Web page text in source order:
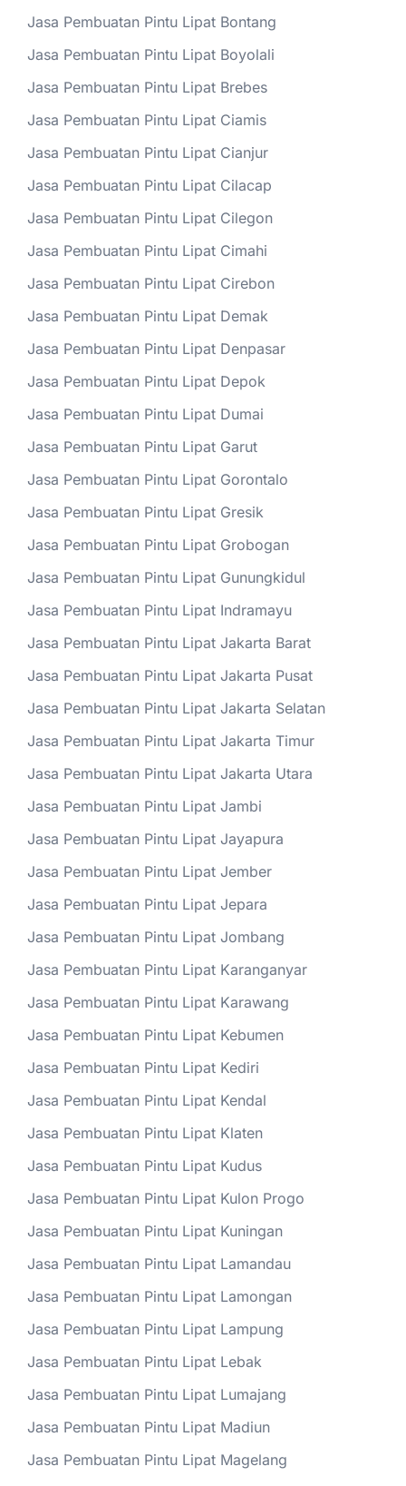
Jasa Pembuatan Pintu Lipat Bontang
Jasa Pembuatan Pintu Lipat Boyolali
Jasa Pembuatan Pintu Lipat Brebes
Jasa Pembuatan Pintu Lipat Ciamis
Jasa Pembuatan Pintu Lipat Cianjur
Jasa Pembuatan Pintu Lipat Cilacap
Jasa Pembuatan Pintu Lipat Cilegon
Jasa Pembuatan Pintu Lipat Cimahi
Jasa Pembuatan Pintu Lipat Cirebon
Jasa Pembuatan Pintu Lipat Demak
Jasa Pembuatan Pintu Lipat Denpasar
Jasa Pembuatan Pintu Lipat Depok
Jasa Pembuatan Pintu Lipat Dumai
Jasa Pembuatan Pintu Lipat Garut
Jasa Pembuatan Pintu Lipat Gorontalo
Jasa Pembuatan Pintu Lipat Gresik
Jasa Pembuatan Pintu Lipat Grobogan
Jasa Pembuatan Pintu Lipat Gunungkidul
Jasa Pembuatan Pintu Lipat Indramayu
Jasa Pembuatan Pintu Lipat Jakarta Barat
Jasa Pembuatan Pintu Lipat Jakarta Pusat
Jasa Pembuatan Pintu Lipat Jakarta Selatan
Jasa Pembuatan Pintu Lipat Jakarta Timur
Jasa Pembuatan Pintu Lipat Jakarta Utara
Jasa Pembuatan Pintu Lipat Jambi
Jasa Pembuatan Pintu Lipat Jayapura
Jasa Pembuatan Pintu Lipat Jember
Jasa Pembuatan Pintu Lipat Jepara
Jasa Pembuatan Pintu Lipat Jombang
Jasa Pembuatan Pintu Lipat Karanganyar
Jasa Pembuatan Pintu Lipat Karawang
Jasa Pembuatan Pintu Lipat Kebumen
Jasa Pembuatan Pintu Lipat Kediri
Jasa Pembuatan Pintu Lipat Kendal
Jasa Pembuatan Pintu Lipat Klaten
Jasa Pembuatan Pintu Lipat Kudus
Jasa Pembuatan Pintu Lipat Kulon Progo
Jasa Pembuatan Pintu Lipat Kuningan
Jasa Pembuatan Pintu Lipat Lamandau
Jasa Pembuatan Pintu Lipat Lamongan
Jasa Pembuatan Pintu Lipat Lampung
Jasa Pembuatan Pintu Lipat Lebak
Jasa Pembuatan Pintu Lipat Lumajang
Jasa Pembuatan Pintu Lipat Madiun
Jasa Pembuatan Pintu Lipat Magelang